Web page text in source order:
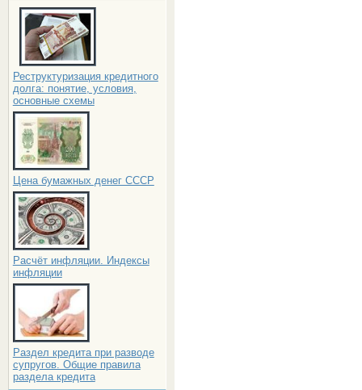
Реструктуризация кредитного
долга: понятие, условия,
основные схемы
Цена бумажных денег СССР
Расчёт инфляции. Индексы
инфляции
Раздел кредита при разводе
супругов. Общие правила
раздела кредита